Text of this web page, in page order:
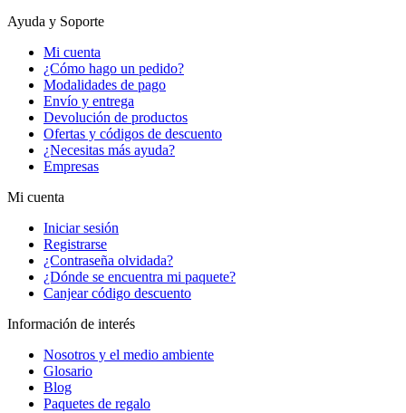
Ayuda y Soporte
Mi cuenta
¿Cómo hago un pedido?
Modalidades de pago
Envío y entrega
Devolución de productos
Ofertas y códigos de descuento
¿Necesitas más ayuda?
Empresas
Mi cuenta
Iniciar sesión
Registrarse
¿Contraseña olvidada?
¿Dónde se encuentra mi paquete?
Canjear código descuento
Información de interés
Nosotros y el medio ambiente
Glosario
Blog
Paquetes de regalo